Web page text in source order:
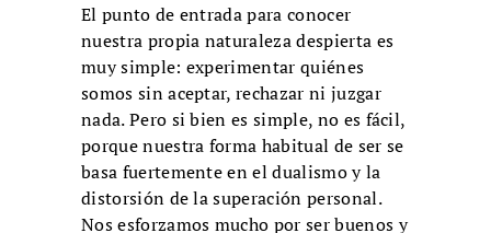
El punto de entrada para conocer
nuestra propia naturaleza despierta es
muy simple: experimentar quiénes
somos sin aceptar, rechazar ni juzgar
nada. Pero si bien es simple, no es fácil,
porque nuestra forma habitual de ser se
basa fuertemente en el dualismo y la
distorsión de la superación personal.
Nos esforzamos mucho por ser buenos y